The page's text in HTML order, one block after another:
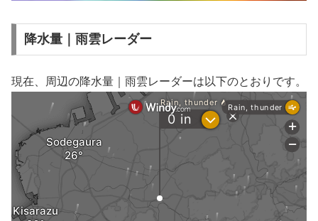
降水量｜雨雲レーダー
現在、周辺の降水量｜雨雲レーダーは以下のとおりです。